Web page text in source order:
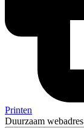
Printen
Duurzaam webadres